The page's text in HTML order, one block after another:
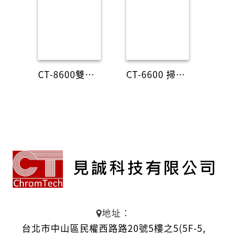
CT-8600雙光束分光光譜儀 CT-6600 掃描型分光光譜儀
地址：
台北市中山區民權西路路20號5樓之5(5F-5,